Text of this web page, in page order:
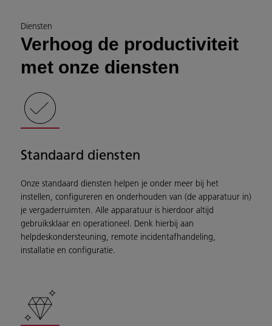
Diensten
Verhoog de productiviteit
met onze diensten
Standaard diensten
Onze standaard diensten helpen je onder meer bij het
instellen, configureren en onderhouden van (de apparatuur in)
je vergaderruimten. Alle apparatuur is hierdoor altijd
gebruiksklaar en operationeel. Denk hierbij aan
helpdeskondersteuning, remote incidentafhandeling,
installatie en configuratie.